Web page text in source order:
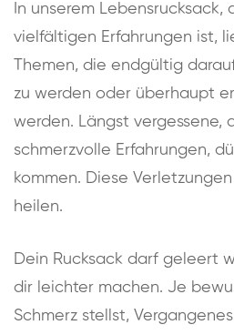
In unserem Lebensrucksack,
vielfältigen Erfahrungen ist,
Themen, die endgültig
zu werden oder überhaupt
werden. Längst vergessene,
schmerzvolle Erfahrungen,
kommen. Diese
heilen.
Dein Rucksack darf geleert
dir leichter machen. Je
Schmerz stellst,